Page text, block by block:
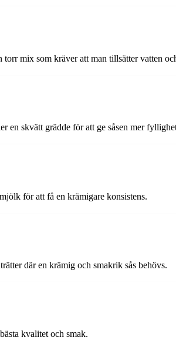
mix som kräver att man tillsätter vatten
en skvätt grädde för att ge såsen mer
för att få en krämigare konsistens.
där en krämig och smakrik sås behövs.
kvalitet och smak.